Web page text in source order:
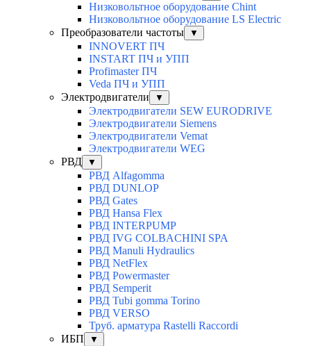
Низковольтное оборудование Chint
Низковольтное оборудование LS Electric
Преобразователи частоты
▼
INNOVERT ПЧ
INSTART ПЧ и УПП
Profimaster ПЧ
Veda ПЧ и УПП
Электродвигатели
▼
Электродвигатели SEW EURODRIVE
Электродвигатели Siemens
Электродвигатели Vemat
Электродвигатели WEG
РВД
▼
РВД Alfagomma
РВД DUNLOP
РВД Gates
РВД Hansa Flex
РВД INTERPUMP
РВД IVG COLBACHINI SPA
РВД Manuli Hydraulics
РВД NetFlex
РВД Powermaster
РВД Semperit
РВД Tubi gomma Torino
РВД VERSO
Труб. арматура Rastelli Raccordi
ИБП
▼